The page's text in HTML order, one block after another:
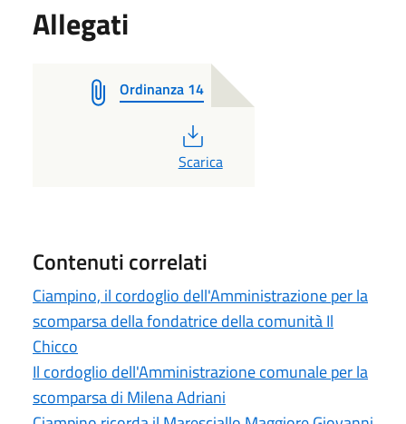
Allegati
Ordinanza 14
PDF
Scarica
Contenuti correlati
Ciampino, il cordoglio dell'Amministrazione per la
scomparsa della fondatrice della comunità Il
Chicco
Il cordoglio dell'Amministrazione comunale per la
scomparsa di Milena Adriani